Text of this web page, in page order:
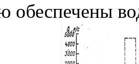
обеспечены